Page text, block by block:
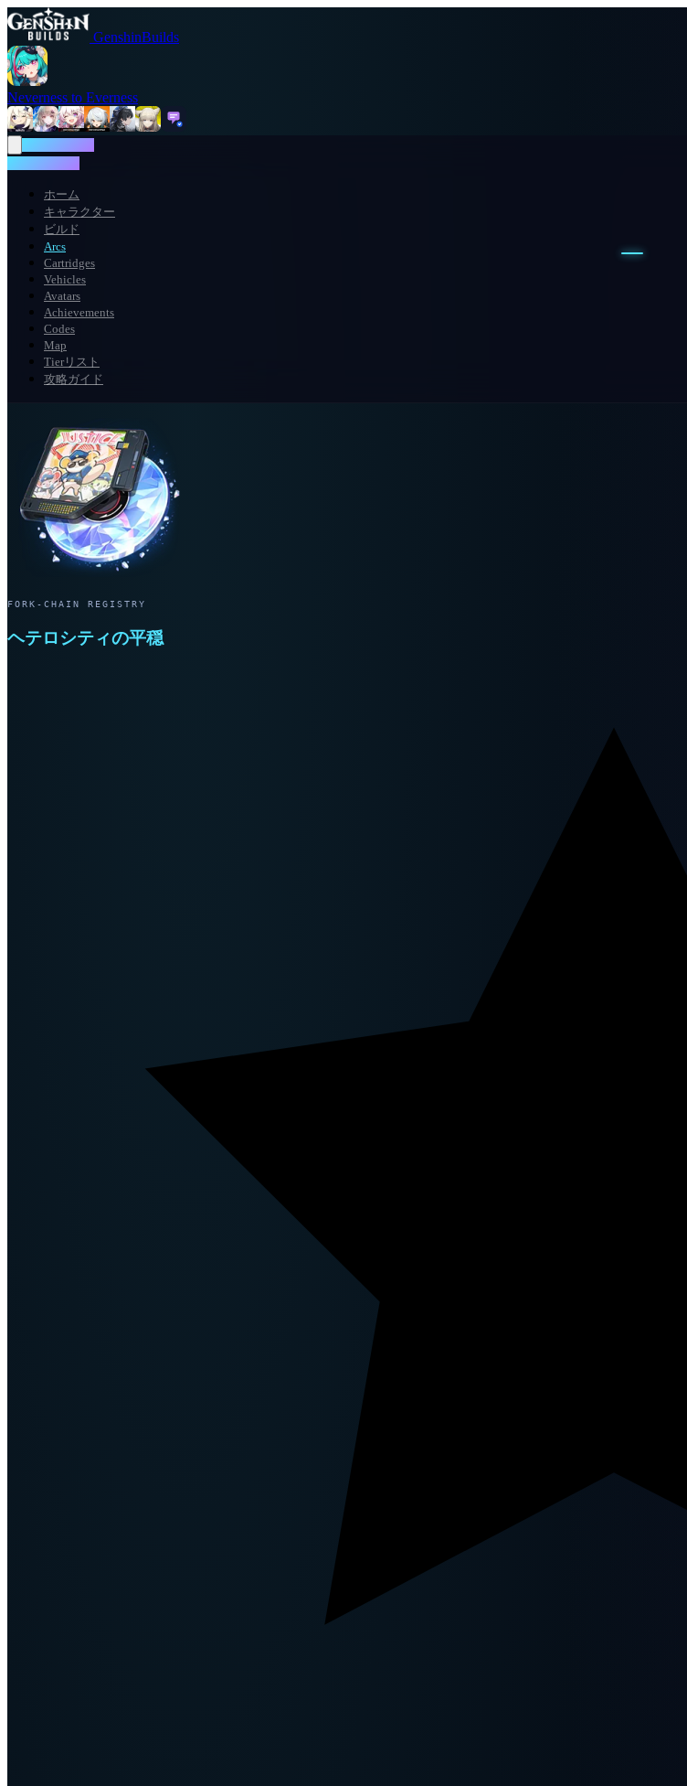
GenshinBuilds
Neverness to Everness
ホーム
キャラクター
ビルド
Arcs
Cartridges
Vehicles
Avatars
Achievements
Codes
Map
Tierリスト
攻略ガイド
FORK-CHAIN REGISTRY
ヘテロシティの平穏